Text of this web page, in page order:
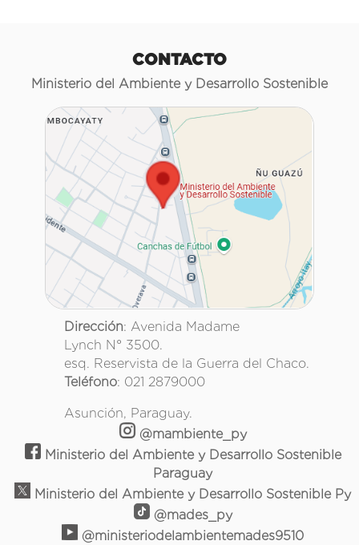
CONTACTO
Ministerio del Ambiente y Desarrollo Sostenible
Dirección: Avenida Madame
Lynch N° 3500.
esq. Reservista de la Guerra del Chaco.
Teléfono: 021 2879000
Asunción, Paraguay.
@mambiente_py
Ministerio del Ambiente y Desarrollo Sostenible
Paraguay
Ministerio del Ambiente y Desarrollo Sostenible Py
@mades_py
@ministeriodelambientemades9510